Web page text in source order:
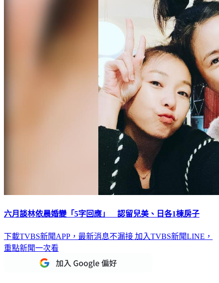
六月談林依晨婚變「5字回應」 認留兒美、日各1棟房子
下載TVBS新聞APP，最新消息不漏接 加入TVBS新聞LINE，
重點新聞一次看